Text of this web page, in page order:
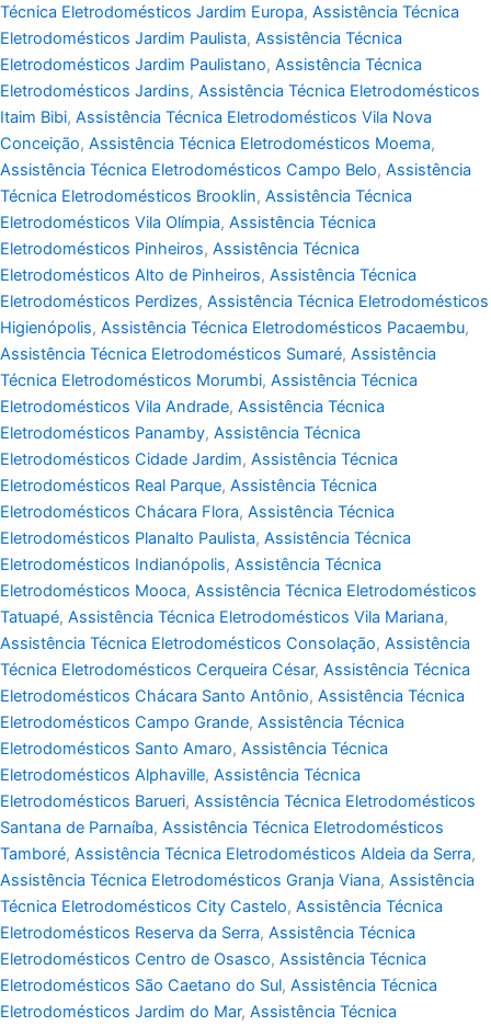
Técnica Eletrodomésticos Jardim Europa, Assistência Técnica
Eletrodomésticos Jardim Paulista, Assistência Técnica
Eletrodomésticos Jardim Paulistano, Assistência Técnica
Eletrodomésticos Jardins, Assistência Técnica Eletrodomésticos
Itaim Bibi, Assistência Técnica Eletrodomésticos Vila Nova
Conceição, Assistência Técnica Eletrodomésticos Moema,
Assistência Técnica Eletrodomésticos Campo Belo, Assistência
Técnica Eletrodomésticos Brooklin, Assistência Técnica
Eletrodomésticos Vila Olímpia, Assistência Técnica
Eletrodomésticos Pinheiros, Assistência Técnica
Eletrodomésticos Alto de Pinheiros, Assistência Técnica
Eletrodomésticos Perdizes, Assistência Técnica Eletrodomésticos
Higienópolis, Assistência Técnica Eletrodomésticos Pacaembu,
Assistência Técnica Eletrodomésticos Sumaré, Assistência
Técnica Eletrodomésticos Morumbi, Assistência Técnica
Eletrodomésticos Vila Andrade, Assistência Técnica
Eletrodomésticos Panamby, Assistência Técnica
Eletrodomésticos Cidade Jardim, Assistência Técnica
Eletrodomésticos Real Parque, Assistência Técnica
Eletrodomésticos Chácara Flora, Assistência Técnica
Eletrodomésticos Planalto Paulista, Assistência Técnica
Eletrodomésticos Indianópolis, Assistência Técnica
Eletrodomésticos Mooca, Assistência Técnica Eletrodomésticos
Tatuapé, Assistência Técnica Eletrodomésticos Vila Mariana,
Assistência Técnica Eletrodomésticos Consolação, Assistência
Técnica Eletrodomésticos Cerqueira César, Assistência Técnica
Eletrodomésticos Chácara Santo Antônio, Assistência Técnica
Eletrodomésticos Campo Grande, Assistência Técnica
Eletrodomésticos Santo Amaro, Assistência Técnica
Eletrodomésticos Alphaville, Assistência Técnica
Eletrodomésticos Barueri, Assistência Técnica Eletrodomésticos
Santana de Parnaíba, Assistência Técnica Eletrodomésticos
Tamboré, Assistência Técnica Eletrodomésticos Aldeia da Serra,
Assistência Técnica Eletrodomésticos Granja Viana, Assistência
Técnica Eletrodomésticos City Castelo, Assistência Técnica
Eletrodomésticos Reserva da Serra, Assistência Técnica
Eletrodomésticos Centro de Osasco, Assistência Técnica
Eletrodomésticos São Caetano do Sul, Assistência Técnica
Eletrodomésticos Jardim do Mar, Assistência Técnica